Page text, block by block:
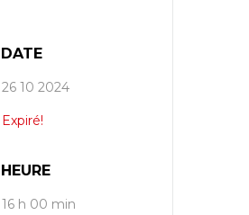
DATE
26 10 2024
Expiré!
HEURE
16 h 00 min